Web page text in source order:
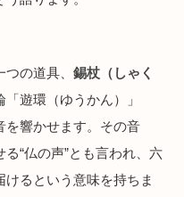
の道具、 錫杖（しゃく
遊環（ゆうかん）」
響かせます。その音
“仏の声”とも言われ、六
るという意味を持ちま